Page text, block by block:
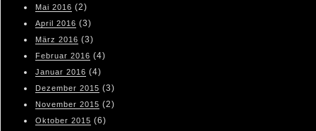
Mai 2016 (2)
April 2016 (3)
März 2016 (3)
Februar 2016 (4)
Januar 2016 (4)
Dezember 2015 (3)
November 2015 (2)
Oktober 2015 (6)